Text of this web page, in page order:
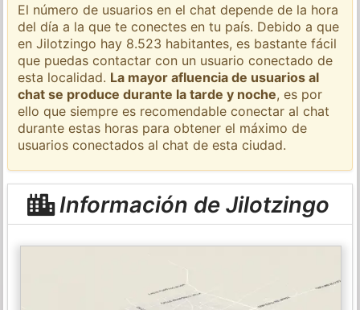
El número de usuarios en el chat depende de la hora
del día a la que te conectes en tu país. Debido a que
en Jilotzingo hay 8.523 habitantes, es bastante fácil
que puedas contactar con un usuario conectado de
esta localidad. La mayor afluencia de usuarios al
chat se produce durante la tarde y noche, es por
ello que siempre es recomendable conectar al chat
durante estas horas para obtener el máximo de
usuarios conectados al chat de esta ciudad.
Información de Jilotzingo